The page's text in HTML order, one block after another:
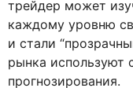
трейдер может
каждому уровню
и стали
рынка используют
прогнозирования.